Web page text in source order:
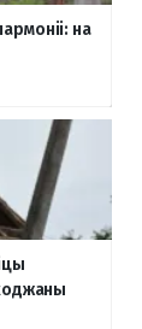
на